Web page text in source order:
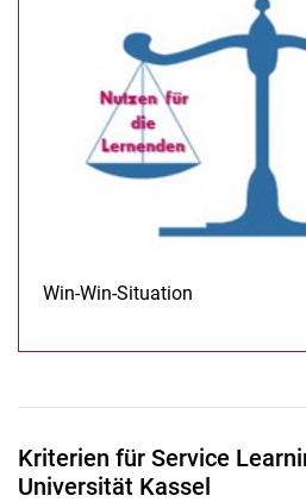
Win-Win-Situation
Kriterien für Service
Universität Kassel